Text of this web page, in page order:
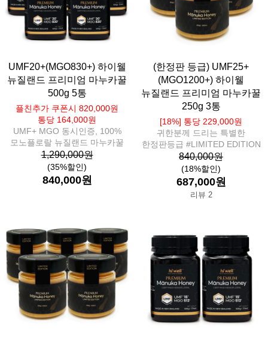
UMF20+(MGO830+) 하이웰
뉴질랜드 프리미엄 마누카꿀
500g 5통
플친추가 쿠폰시 820,000원
통당 164,000원
UMF+ MGO 동시인증, 100%
모노플로랄 뉴질랜드 마누카꿀
1,290,000원
(35%할인)
840,000원
(한정판 등급) UMF25+
(MGO1200+) 하이웰
뉴질랜드 프리미엄 마누카꿀
250g 3통
[18%] 통당 229,000원
귀한분께 드리는 특별한
한정판등급 #LIMITED EDITION
840,000원
(18%할인)
687,000원
리뷰 2